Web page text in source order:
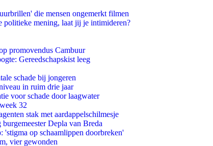
die mensen ongemerkt filmen
politieke mening, laat jij je intimideren?
promovendus Cambuur
Gereedschapskist leeg
schade bij jongeren
in ruim drie jaar
voor schade door laagwater
32
stak met aardappelschilmesje
Depla van Breda
op schaamlippen doorbreken'
vier gewonden